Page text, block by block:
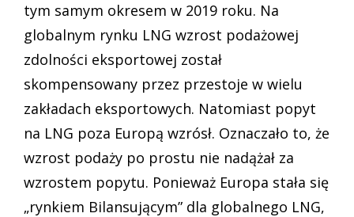
tym samym okresem w 2019 roku. Na
globalnym rynku LNG wzrost podażowej
zdolności eksportowej został
skompensowany przez przestoje w wielu
zakładach eksportowych. Natomiast popyt
na LNG poza Europą wzrósł. Oznaczało to, że
wzrost podaży po prostu nie nadążał za
wzrostem popytu. Ponieważ Europa stała się
„rynkiem Bilansującym” dla globalnego LNG,